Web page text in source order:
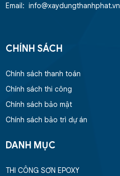
Email: info@xaydungthanhphat.vn
CHÍNH SÁCH
Chính sách thanh toán
Chính sách thi công
Chính sách bảo mật
Chính sách bảo trì dự án
DANH MỤC
THI CÔNG SƠN EPOXY